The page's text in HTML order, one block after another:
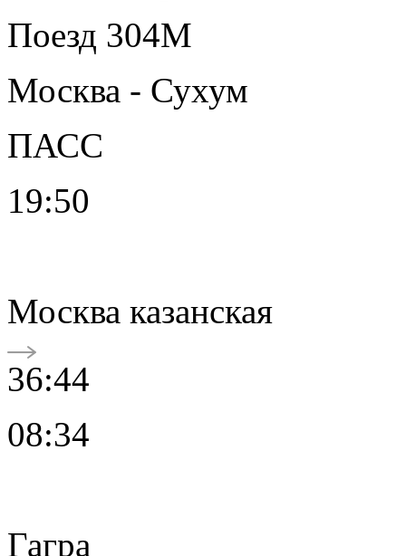
Поезд 304М
Москва - Сухум
ПАСС
19:50
Москва казанская
36:44
08:34
Гагра